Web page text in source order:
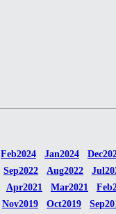
Feb2024 Jan2024
Sep2022 Aug2022
Apr2021 Mar2021
Nov2019 Oct2019